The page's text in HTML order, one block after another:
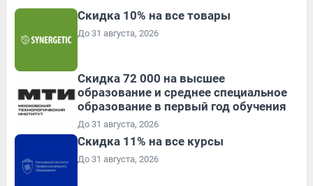
Скидка 10% на все товары
До 31 августа, 2026
Скидка 72 000 на высшее
образование и среднее специальное
образование в первый год обучения
До 31 августа, 2026
Скидка 11% на все курсы
До 31 августа, 2026